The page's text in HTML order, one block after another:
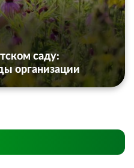
саду:
организации